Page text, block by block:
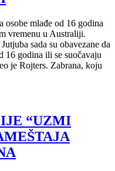
osobe mlađe od 16 godina
vremenu u Australiji.
sada su obavezane da
16 godina ili se suočavaju
je Rojters. Zabrana, koju
“UZMI